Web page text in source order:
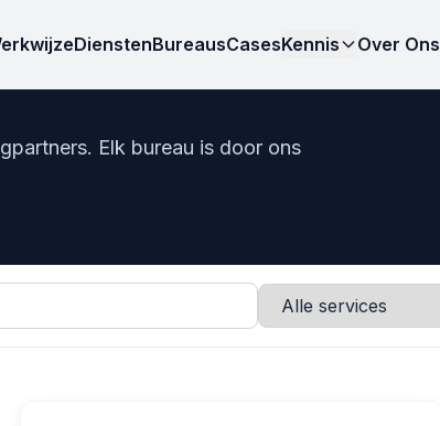
DienstenBureausCasesKennis Over Ons
Elk bureau is door ons